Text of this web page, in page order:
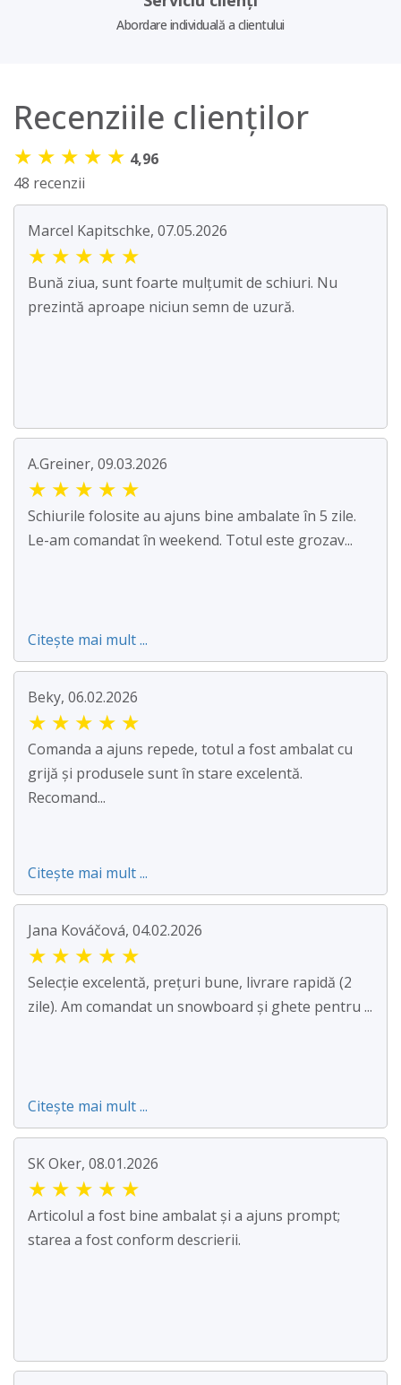
Abordare individuală a clientului
Recenziile clienților
★ ★ ★ ★ ★ 4,96
48 recenzii
Marcel Kapitschke, 07.05.2026
★ ★ ★ ★ ★
Bună ziua, sunt foarte mulțumit de schiuri. Nu
prezintă aproape niciun semn de uzură.
A.Greiner, 09.03.2026
★ ★ ★ ★ ★
Schiurile folosite au ajuns bine ambalate în 5 zile.
Le-am comandat în weekend. Totul este grozav...
Citește mai mult ...
Beky, 06.02.2026
★ ★ ★ ★ ★
Comanda a ajuns repede, totul a fost ambalat cu
grijă și produsele sunt în stare excelentă.
Recomand...
Citește mai mult ...
Jana Kováčová, 04.02.2026
★ ★ ★ ★ ★
Selecție excelentă, prețuri bune, livrare rapidă (2
zile). Am comandat un snowboard și ghete pentru ...
Citește mai mult ...
SK Oker, 08.01.2026
★ ★ ★ ★ ★
Articolul a fost bine ambalat și a ajuns prompt;
starea a fost conform descrierii.